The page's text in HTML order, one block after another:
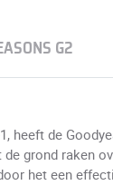
G2
heeft de
grond raken
het een